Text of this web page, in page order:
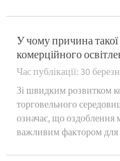
доповіддю
У чому причина такої
комерційного
Час публікації: 30
Зі швидким розвитком
торговельного
означає, що оздоблення
важливим фактором для